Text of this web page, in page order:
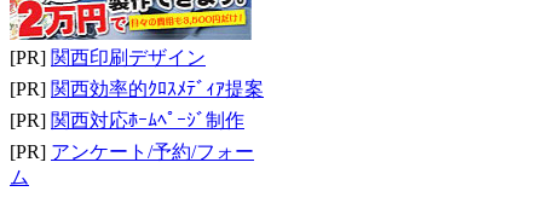
[PR] 関西印刷デザイン
[PR] 関西効率的ｸﾛｽﾒﾃﾞｨｱ提案
[PR] 関西対応ﾎｰﾑﾍﾟｰｼﾞ制作
[PR] アンケート/予約/フォー
ム